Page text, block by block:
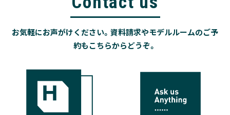
お気軽にお声がけください。資料請求やモデルルームのご予
約もこちらからどうぞ。